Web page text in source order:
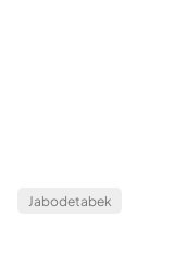
Jabodetabek